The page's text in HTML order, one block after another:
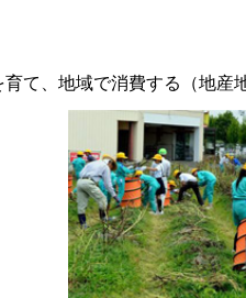
て、地域で消費する（地産